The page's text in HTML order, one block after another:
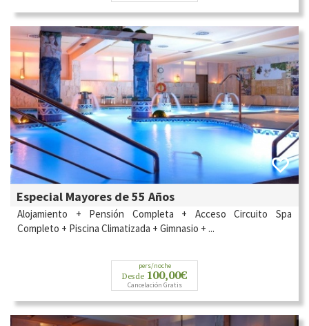
Especial Mayores de 55 Años
Alojamiento + Pensión Completa + Acceso Circuito Spa
Completo + Piscina Climatizada + Gimnasio + ...
pers/noche
Desde 100,00€
Cancelación Gratis